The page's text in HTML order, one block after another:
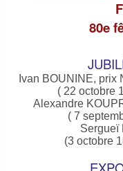
80e
Ivan BOUNINE,
( 22 octobre
Alexandre
( 7
Sergueï
(3 octobre